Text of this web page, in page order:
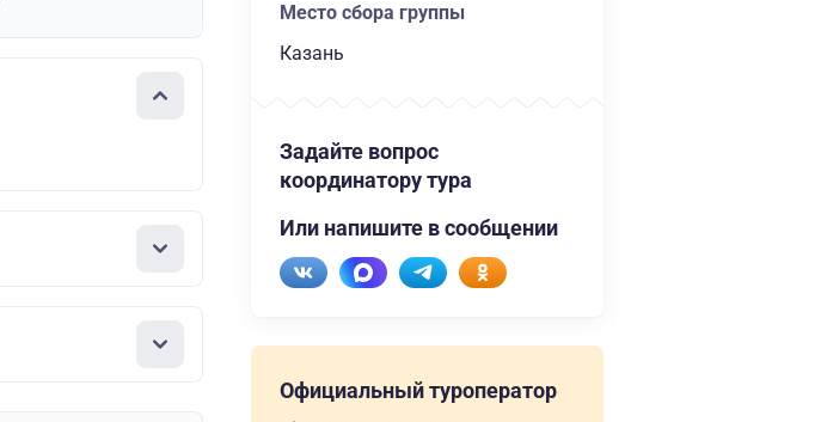
Место сбора группы
Казань
Задайте вопрос
координатору тура
Или напишите в сообщении
Официальный туроператор